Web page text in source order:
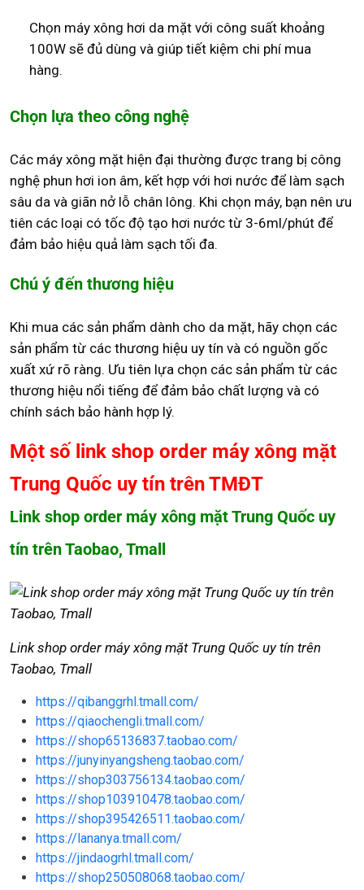
Chọn máy xông hơi da mặt với công suất khoảng
100W sẽ đủ dùng và giúp tiết kiệm chi phí mua
hàng.
Chọn lựa theo công nghệ
Các máy xông mặt hiện đại thường được trang bị công
nghệ phun hơi ion âm, kết hợp với hơi nước để làm sạch
sâu da và giãn nở lỗ chân lông. Khi chọn máy, bạn nên ưu
tiên các loại có tốc độ tạo hơi nước từ 3-6ml/phút để
đảm bảo hiệu quả làm sạch tối đa.
Chú ý đến thương hiệu
Khi mua các sản phẩm dành cho da mặt, hãy chọn các
sản phẩm từ các thương hiệu uy tín và có nguồn gốc
xuất xứ rõ ràng. Ưu tiên lựa chọn các sản phẩm từ các
thương hiệu nổi tiếng để đảm bảo chất lượng và có
chính sách bảo hành hợp lý.
Một số link shop order máy xông mặt
Trung Quốc uy tín trên TMĐT
Link shop order máy xông mặt Trung Quốc uy
tín trên Taobao, Tmall
Link shop order máy xông mặt Trung Quốc uy tín trên
Taobao, Tmall
https://qibanggrhl.tmall.com/
https://qiaochengli.tmall.com/
https://shop65136837.taobao.com/
https://junyinyangsheng.taobao.com/
https://shop303756134.taobao.com/
https://shop103910478.taobao.com/
https://shop395426511.taobao.com/
https://lananya.tmall.com/
https://jindaogrhl.tmall.com/
https://shop250508068.taobao.com/